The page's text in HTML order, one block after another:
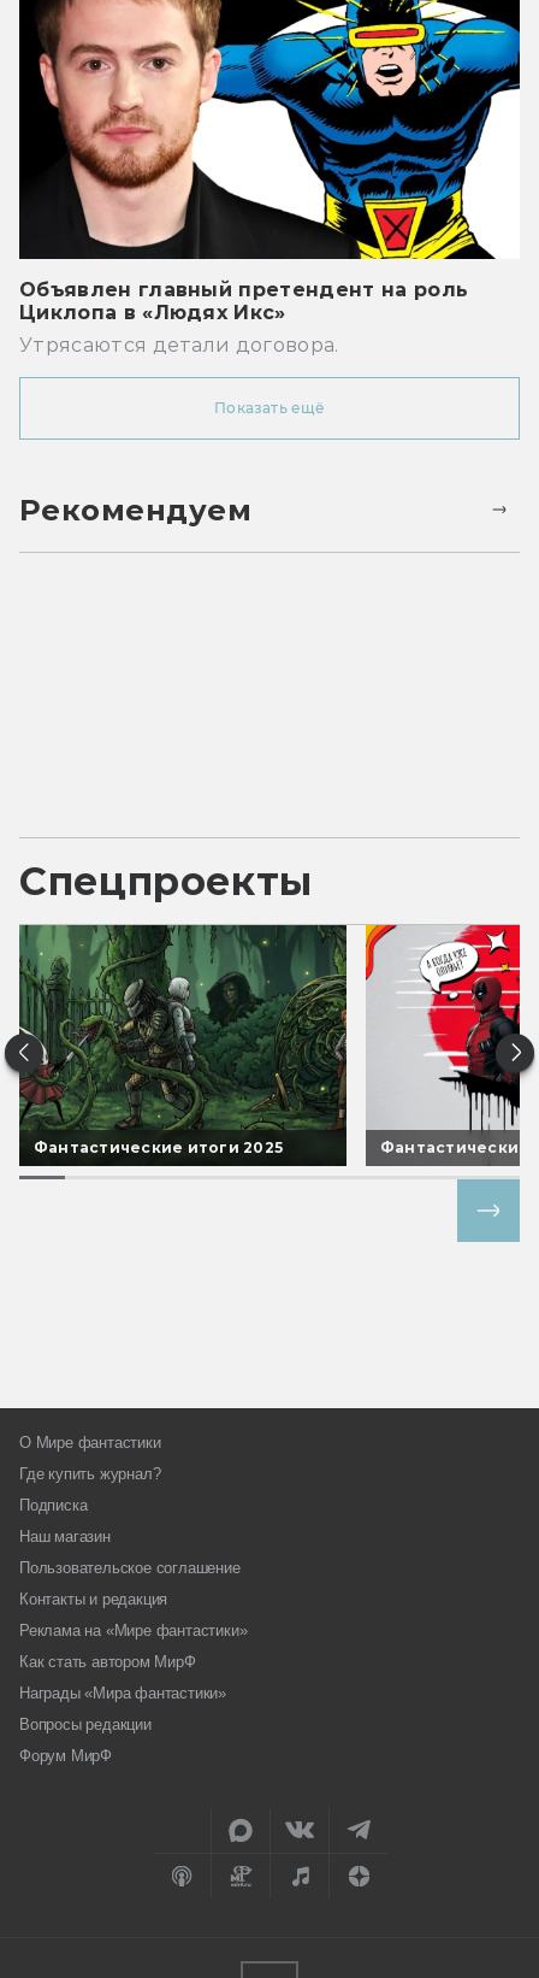
Объявлен главный претендент на роль
Циклопа в «Людях Икс»
Утрясаются детали договора.
Показать ещё
Рекомендуем
Спецпроекты
Фантастические итоги 2025 Фантастические
О Мире фантастики
Где купить журнал?
Подписка
Наш магазин
Пользовательское соглашение
Контакты и редакция
Реклама на «Мире фантастики»
Как стать автором МирФ
Награды «Мира фантастики»
Вопросы редакции
Форум МирФ